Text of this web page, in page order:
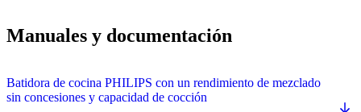
Manuales y documentación
Batidora de cocina PHILIPS con un rendimiento de mezclado
sin concesiones y capacidad de cocción